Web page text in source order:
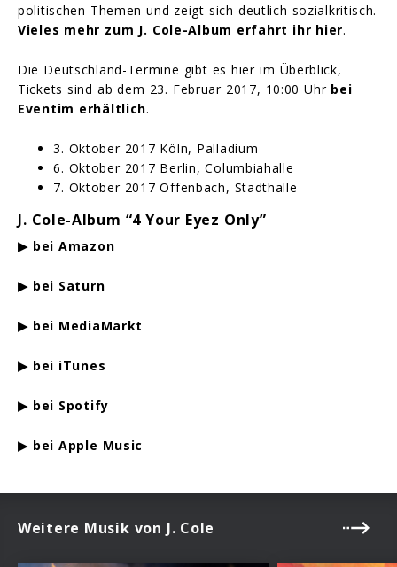
politischen Themen und zeigt sich deutlich sozialkritisch.
Vieles mehr zum J. Cole-Album erfahrt ihr hier.
Die Deutschland-Termine gibt es hier im Überblick,
Tickets sind ab dem 23. Februar 2017, 10:00 Uhr bei
Eventim erhältlich.
3. Oktober 2017 Köln, Palladium
6. Oktober 2017 Berlin, Columbiahalle
7. Oktober 2017 Offenbach, Stadthalle
J. Cole-Album “4 Your Eyez Only”
▶ beiAmazon
▶ bei Saturn
▶ bei MediaMarkt
▶ bei iTunes
▶ bei Spotify
▶ beiApple Music
Weitere Musik von J. Cole